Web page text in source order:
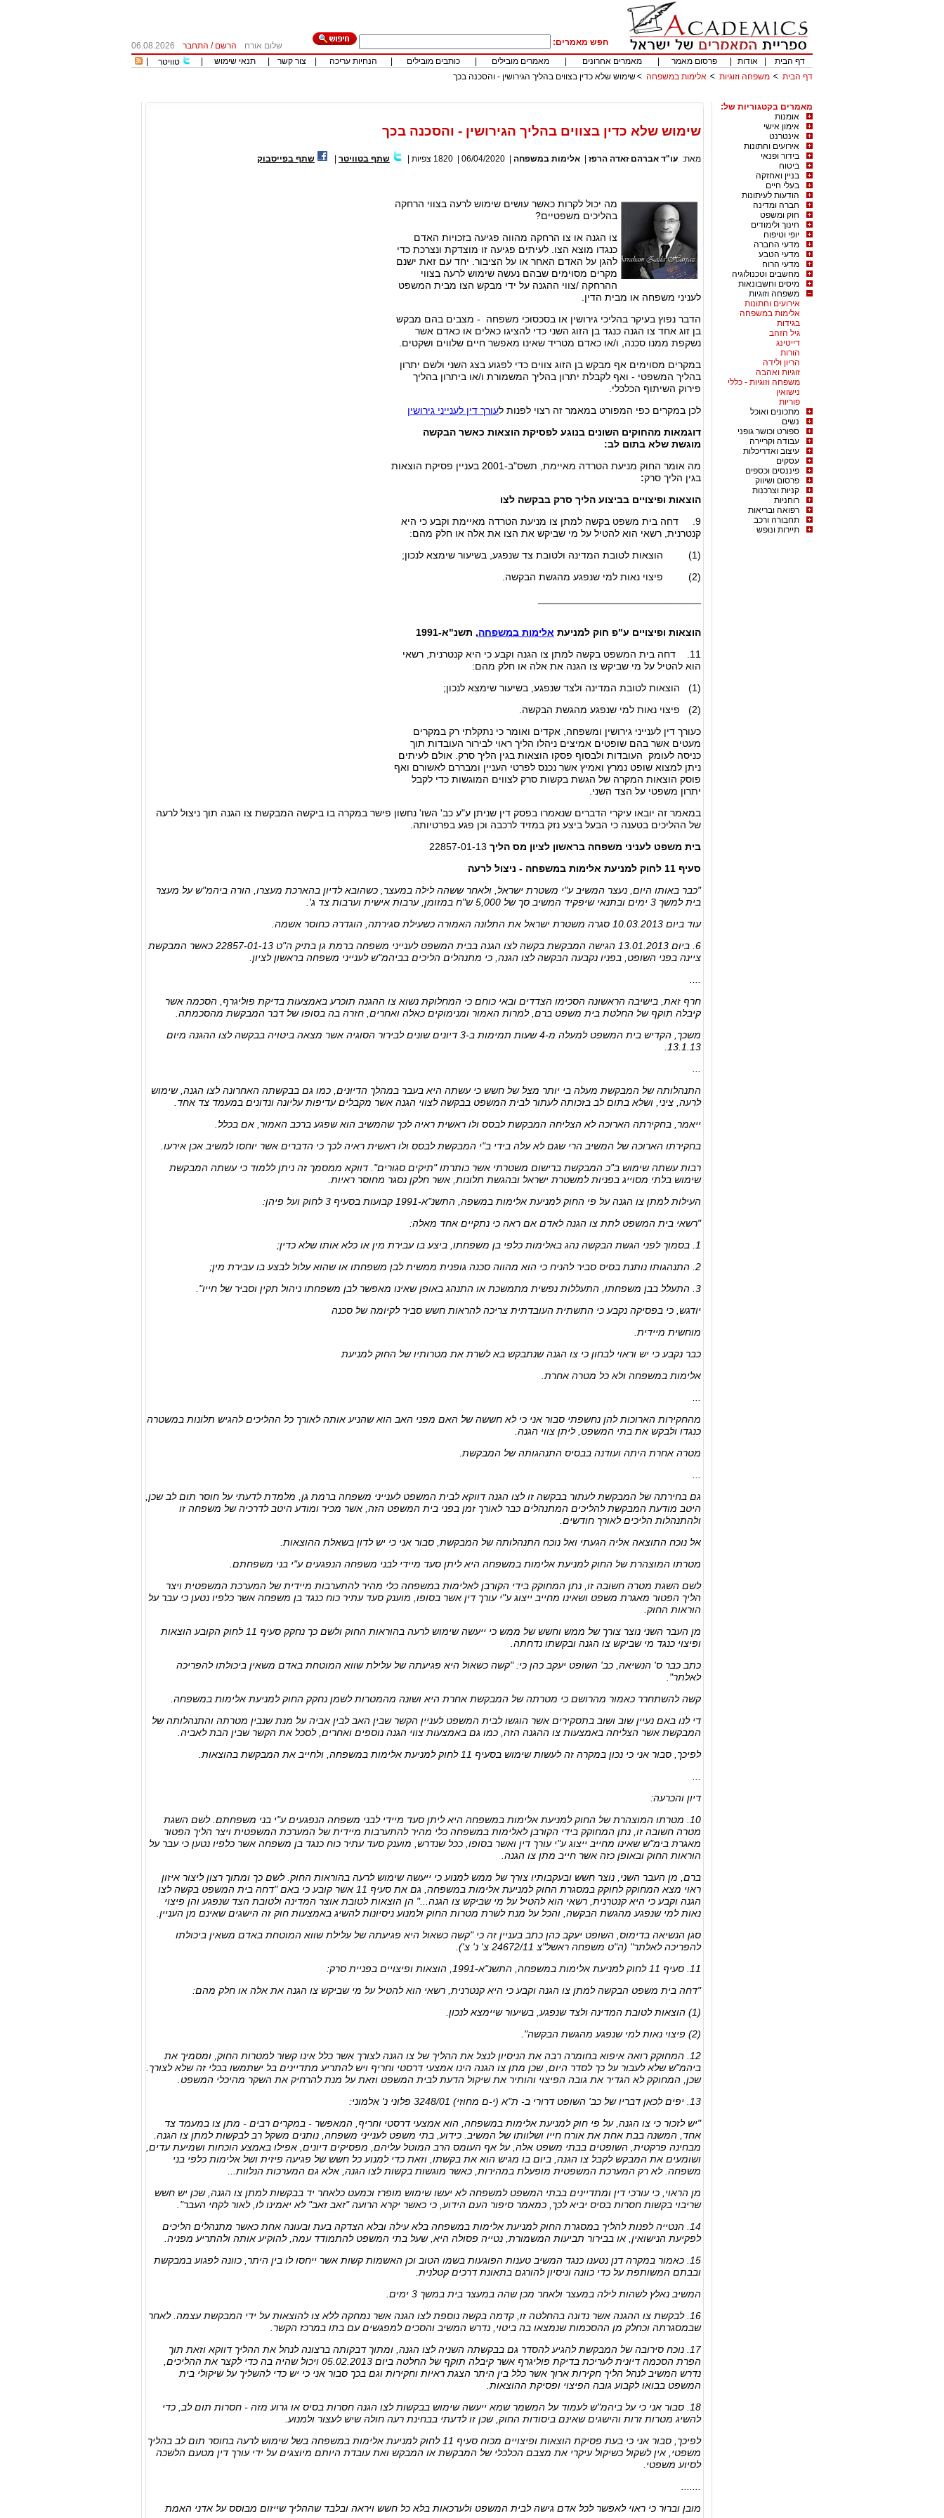
חפש מאמרים: שלום אורח הרשם / התחבר
06.08.2026
דף הבית
אודות פרסום מאמר מאמרים אחרונים מאמרים מובילים כותבים מובילים הנחיות עריכה צור קשר תנאי שימוש טוויטר
דף הבית
משפחה וזוגיות אלימות במשפחה שימוש שלא כדין בצווים בהליך הגירושין - והסכנה בכך
מאמרים בקטגוריות של:
אומנות
אימון אישי
אינטרנט
אירועים וחתונות
בידור ופנאי
ביטוח
בניין ואחזקה
בעלי חיים
הודעות לעיתונות
חברה ומדינה
חוק ומשפט
חינוך ולימודים
יופי וטיפוח
מדעי החברה
מדעי הטבע
מדעי הרוח
מחשבים וטכנולוגיה
מיסים וחשבונאות
משפחה וזוגיות
אירועים וחתונות
אלימות במשפחה
בגידות
גיל הזהב
דייטינג
הורות
הריון ולידה
זוגיות ואהבה
משפחה וזוגיות - כללי
נישואין
פוריות
מתכונים ואוכל
נשים
ספורט וכושר גופני
עבודה וקריירה
עיצוב ואדריכלות
עסקים
פיננסים וכספים
פרסום ושיווק
קניות וצרכנות
רוחניות
רפואה ובריאות
תחבורה ורכב
תיירות ונופש
שימוש שלא כדין בצווים בהליך הגירושין - והסכנה בכך
מאת: עו"ד אברהם זאדה הרפז אלימות במשפחה 06/04/2020
1820 צפיות שתף בטוויטר שתף בפייסבוק
מה יכול לקרות כאשר עושים שימוש לרעה בצווי הרחקה
בהליכים משפטיים?
צו הגנה או צו הרחקה מהווה פגיעה בזכויות האדם
כנגדו מוצא הצו. לעיתים פגיעה זו מוצדקת ונצרכת כדי
להגן על האדם האחר או על הציבור. יחד עם זאת ישנם
מקרים מסוימים שבהם נעשה שימוש לרעה בצווי
ההרחקה /צווי ההגנה על ידי מבקש הצו מבית המשפט
לעניני משפחה או מבית הדין.
הדבר נפוץ בעיקר בהליכי גירושין או בסכסוכי משפחה - מצבים בהם מבקש
בן זוג אחד צו הגנה כנגד בן הזוג השני כדי להציגו כאלים או כאדם אשר
נשקפת ממנו סכנה, ו/או כאדם מטריד שאינו מאפשר חיים שלווים ושקטים.
במקרים מסוימים אף מבקש בן הזוג צווים כדי לפגוע בצג השני ולשם יתרון
בהליך המשפטי - ואף לקבלת יתרון בהליך המשמורת ו/או ביתרון בהליך
פירוק השיתוף הכלכלי.
לכן במקרים כפי המפורט במאמר זה רצוי לפנות לעורך דין לענייני גירושין
דוגמאות מהחוקים השונים בנוגע לפסיקת הוצאות כאשר הבקשה
מוגשת שלא בתום לב:
מה אומר החוק מניעת הטרדה מאיימת, תשס"ב-2001 בעניין פסיקת הוצאות
בגין הליך סרק:
הוצאות ופיצויים בביצוע הליך סרק בבקשה לצו
9. דחה בית משפט בקשה למתן צו מניעת הטרדה מאיימת וקבע כי היא
קנטרנית, רשאי הוא להטיל על מי שביקש את הצו את אלה או חלק מהם:
(1) הוצאות לטובת המדינה ולטובת צד שנפגע, בשיעור שימצא לנכון;
(2) פיצוי נאות למי שנפגע מהגשת הבקשה.
הוצאות ופיצויים ע"פ חוק למניעת אלימות במשפחה, תשנ"א-1991
11. דחה בית המשפט בקשה למתן צו הגנה וקבע כי היא קנטרנית, רשאי
הוא להטיל על מי שביקש צו הגנה את אלה או חלק מהם:
(1) הוצאות לטובת המדינה ולצד שנפגע, בשיעור שימצא לנכון;
(2) פיצוי נאות למי שנפגע מהגשת הבקשה.
כעורך דין לענייני גירושין ומשפחה, אקדים ואומר כי נתקלתי רק במקרים
מעטים אשר בהם שופטים אמיצים ניהלו הליך ראוי לבירור העובדות תוך
כניסה לעומק העובדות ולבסוף פסקו הוצאות בגין הליך סרק. אולם לעיתים
ניתן למצוא שופט נמרץ ואמיץ אשר נכנס לפרטי העניין ומבררם לאשורם ואף
פוסק הוצאות המקרה של הגשת בקשות סרק לצווים המוגשות כדי לקבל
יתרון משפטי על הצד השני.
במאמר זה יובאו עיקרי הדברים שנאמרו בפסק דין שניתן ע"ע כב' השו' נחשון פישר במקרה בו ביקשה המבקשת צו הגנה תוך ניצול לרעה
של ההליכים בטענה כי הבעל ביצע נזק במזיד לרכבה וכן פגע בפרטיותה.
בית משפט לעניני משפחה בראשון לציון מס הליך
סעיף 11 לחוק למניעת אלימות במשפחה - ניצול לרעה
"כבר באותו היום, נעצר המשיב ע"י משטרת ישראל, ולאחר ששהה לילה במעצר, כשהובא לדיון בהארכת מעצרו, הורה ביהמ"ש על מעצר
בית למשך 3 ימים ובתנאי שיפקיד המשיב סך של 5,000 ש"ח במזומן, ערבות אישית וערבות צד ג'.
עוד ביום 10.03.2013 סגרה משטרת ישראל את התלונה האמורה כשעילת סגירתה, הוגדרה כחוסר אשמה.
6. ביום 13.01.2013 הגישה המבקשת בקשה לצו הגנה בבית המשפט לענייני משפחה ברמת גן בתיק ה"ט 22857-01-13 כאשר המבקשת
ציינה בפני השופט, בפניו נקבעה הבקשה לצו הגנה, כי מתנהלים הליכים בביהמ"ש לענייני משפחה בראשון לציון.
חרף זאת, בישיבה הראשונה הסכימו הצדדים ובאי כוחם כי המחלוקת נשוא צו ההגנה תוכרע באמצעות בדיקת פוליגרף, הסכמה אשר
קיבלה תוקף של החלטת בית משפט ברם, למרות האמור ומנימוקים כאלה ואחרים, חזרה בה בסופו של דבר המבקשת מהסכמתה.
משכך, הקדיש בית המשפט למעלה מ-4 שעות תמימות ב-3 דיונים שונים לבירור הסוגיה אשר מצאה ביטויה בבקשה לצו ההגנה מיום
13.1.13.
התנהלותה של המבקשת מעלה בי יותר מצל של חשש כי עשתה היא בעבר במהלך הדיונים, כמו גם בבקשתה האחרונה לצו הגנה, שימוש
לרעה, ציני, ושלא בתום לב בזכותה לעתור לבית המשפט בבקשה לצווי הגנה אשר מקבלים עדיפות עליונה ונדונים במעמד צד אחד.
ייאמר, בחקירתה הארוכה לא הצליחה המבקשת לבסס ולו ראשית ראיה לכך שהמשיב הוא שפגע ברכב האמור, אם בכלל.
בחקירתו הארוכה של המשיב הרי שגם לא עלה בידי ב"י המבקשת לבסס ולו ראשית ראיה לכך כי הדברים אשר יוחסו למשיב אכן אירעו.
רבות עשתה שימוש ב"כ המבקשת ברישום משטרתי אשר כותרתו "תיקים סגורים". דווקא ממסמך זה ניתן ללמוד כי עשתה המבקשת
שימוש בלתי מסוייג בפניות למשטרת ישראל ובהגשת תלונות, אשר חלקן נסגר מחוסר ראיות.
העילות למתן צו הגנה על פי החוק למניעת אלימות במשפה, התשנ"א-1991 קבועות בסעיף 3 לחוק ועל פיהן:
"רשאי בית המשפט לתת צו הגנה לאדם אם ראה כי נתקיים אחד מאלה:
1. בסמוך לפני הגשת הבקשה נהג באלימות כלפי בן משפחתו, ביצע בו עבירת מין או כלא אותו שלא כדין;
2. התנהגותו נותנת בסיס סביר להניח כי הוא מהווה סכנה גופנית ממשית לבן משפחתו או שהוא עלול לבצע בו עבירת מין;
3. התעלל בבן משפחתו, התעללות נפשית מתמשכת או התנהג באופן שאינו מאפשר לבן משפחתו ניהול תקין וסביר של חייו".
יודגש, כי בפסיקה נקבע כי התשתית העובדתית צריכה להראות חשש סביר לקיומה של סכנה
מוחשית מיידית.
כבר נקבע כי יש וראוי לבחון כי צו הגנה שנתבקש בא לשרת את מטרותיו של החוק למניעת
אלימות במשפחה ולא כל מטרה אחרת.
מהחקירות הארוכות להן נחשפתי סבור אני כי לא חששה של האם מפני האב הוא שהניע אותה לאורך כל ההליכים להגיש תלונות במשטרה
כנגדו ולבקש את בתי המשפט, ליתן צווי הגנה.
מטרה אחרת היתה ועודנה בבסיס התנהגותה של המבקשת.
גם בחירתה של המבקשת לעתור בבקשה זו לצו הגנה דווקא לבית המשפט לענייני משפחה ברמת גן, מלמדת לדעתי על חוסר תום לב שכן,
היטב מודעת המבקשת להליכים המתנהלים כבר לאורך זמן בפני בית המשפט הזה, אשר מכיר ומודע היטב לדרכיה של משפחה זו
ולהתנהלות הליכים לאורך חודשים.
אל נוכח התוצאה אליה הגעתי ואל נוכח התנהלותה של המבקשת, סבור אני כי יש לדון בשאלת ההוצאות.
מטרתו המוצהרת של החוק למניעת אלימות במשפחה היא ליתן סעד מיידי לבני משפחה הנפגעים ע"י בני משפחתם.
לשם השגת מטרה חשובה זו, נתן המחוקק בידי הקורבן לאלימות במשפחה כלי מהיר להתערבות מיידית של המערכת המשפטית ויצר
הליך הפטור מאגרת משפט ושאינו מחייב ייצוג ע"י עורך דין אשר בסופו, מוענק סעד עתיר כוח כנגד בן משפחה אשר כלפיו נטען כי עבר על
הוראות החוק.
מן העבר השני נוצר צורך של ממש וחשש של ממש כי ייעשה שימוש לרעה בהוראות החוק ולשם כך נחקק סעיף 11 לחוק הקובע הוצאות
ופיצוי כנגד מי שביקש צו הגנה ובקשתו נדחתה.
כתב כבר ס' הנשיאה, כב' השופט יעקב כהן כי: "קשה כשאול היא פגיעתה של עלילת שווא המוטחת באדם משאין ביכולתו להפריכה
לאלתר".
קשה להשתחרר כאמור מהרושם כי מטרתה של המבקשת אחרת היא ושונה מהמטרות לשמן נחקק החוק למניעת אלימות במשפחה.
די לנו באם נעיין שוב ושוב בתסקירים אשר הוגשו לבית המשפט לעניין הקשר שבין האב לבין אביה על מנת שנבין מטרתה והתנהלותה של
המבקשת אשר הצליחה באמצעות צו ההגנה הזה, כמו גם באמצעות צווי הגנה נוספים ואחרים, לסכל את הקשר שבין הבת לאביה.
לפיכך, סבור אני כי נכון במקרה זה לעשות שימוש בסעיף 11 לחוק למניעת אלימות במשפחה, ולחייב את המבקשת בהוצאות.
דיון והכרעה:
10. מטרתו המוצהרת של החוק למניעת אלימות במשפחה היא ליתן סעד מיידי לבני משפחה הנפגעים ע"י בני משפחתם. לשם השגת
מטרה חשובה זו, נתן המחוקק בידי הקורבן לאלימות במשפחה כלי מהיר להתערבות מיידית של המערכת המשפטית ויצר הליך הפטור
מאגרת בימ"ש שאינו מחייב ייצוג ע"י עורך דין ואשר בסופו, ככל שנדרש, מוענק סעד עתיר כוח כנגד בן משפחה אשר כלפיו נטען כי עבר על
הוראות החוק ובאופן כזה אשר חייב מתן צו הגנה.
ברם, מן העבר השני, נוצר חשש ובעקבותיו צורך של ממש למנוע כי ייעשה שימוש לרעה בהוראות החוק. לשם כך ומתוך רצון ליצור איזון
ראוי מצא המחוקק לחוקק במסגרת החוק למניעת אלימות במשפחה, גם את סעיף 11 אשר קובע כי באם "דחה בית המשפט בקשה לצו
הגנה וקבע כי היא קנטרנית, רשאי הוא להטיל על מי שביקש צו הגנה..." הן הוצאות לטובת אוצר המדינה ולטובת הצד שנפגע והן פיצוי
נאות למי שנפגע מהגשת הבקשה, והכל על מנת לשרת מטרות החוק ולמנוע ניסיונות להשיג באמצעות חוק זה הישגים שאינם מן העניין.
סגן הנשיאה בדימוס, השופט יעקב כהן כתב בעניין זה כי "קשה כשאול היא פגיעתה של עלילת שווא המוטחת באדם משאין ביכולתו
להפריכה לאלתר" (ה"ט משפחה ראשל"צ 24672/11 צ' נ' צ').
11. סעיף 11 לחוק למניעת אלימות במשפחה, התשנ"א-1991, הוצאות ופיצויים בפניית סרק:
"דחה בית משפט הבקשה למתן צו הגנה וקבע כי היא קנטרנית, רשאי הוא להטיל על מי שביקש צו הגנה את אלה או חלק מהם:
(1) הוצאות לטובת המדינה ולצד שנפגע, בשיעור שיימצא לנכון.
(2) פיצוי נאות למי שנפגע מהגשת הבקשה".
12. המחוקק רואה איפוא בחומרה רבה את הניסיון לנצל את ההליך של צו הגנה לצורך אשר כלל אינו קשור למטרות החוק, ומסמיך את
ביהמ"ש שלא לעבור על כך לסדר היום, שכן מתן צו הגנה הינו אמצעי דרסטי וחריף ויש להתריע מתדיינים בל ישתמשו בכלי זה שלא לצורך.
שכן, המחוקק לא הגדיר את גובה הפיצוי והותיר את שיקול הדעת לבית המשפט וזאת על מנת להרחיק את השקר מהיכלי המשפט.
13. יפים לכאן דבריו של כב' השופט דרורי ב-­­ ת"א (י-ם מחוזי) 3248/01 פלוני נ' אלמוני:
"יש לזכור כי צו הגנה, על פי חוק למניעת אלימות במשפחה, הוא אמצעי דרסטי וחריף, המאפשר - במקרים רבים - מתן צו במעמד צד
אחד, המשנה בבת אחת את אורח חייו ושלוותו של המשיב. כידוע, בתי משפט לענייני משפחה, נותנים משקל רב לבקשות למתן צו הגנה.
מבחינה פרקטית, השופטים בבתי משפט אלה, על אף העומס הרב המוטל עליהם, מפסיקים דיונים, אפילו באמצע הוכחות ושמיעת עדים,
ושומעים את המבקש לקבל צו הגנה, ביום בו מגיש הוא את בקשתו, וזאת כדי למנוע כל חשש של פגיעה פיזית ושל אלימות כלפי בני
משפחה. לא רק המערכת המשפטית מופעלת במהירות, כאשר מוגשות בקשות לצו הגנה, אלא גם המערכות הנלוות...
מן הראוי, כי עורכי דין ומתדיינים בבתי המשפט למשפחה לא יעשו שימוש מופרז וכמעט כלאחר יד בבקשות למתן צו הגנה, שכן יש חשש
שריבוי בקשות חסרות בסיס יביא לכך, כמאמר סיפור העם הידוע, כי כאשר יקרא הרועה "זאב זאב" לא יאמינו לו, לאור לקחי העבר".
14. הנטייה לפנות להליך במסגרת החוק למניעת אלימות במשפחה בלא עילה ובלא הצדקה בעת ובעונה אחת כאשר מתנהלים הליכים
לפקיעת הנישואין, או בבירור תביעות המשמורת, נטייה פסולה היא, שעל בתי המשפט להתמודד עמה, להוקיע אותה ולהתריע מפניה.
15. כאמור במקרה דנן נטענו כנגד המשיב טענות הפוגעות בשמו הטוב וכן האשמות קשות אשר ייחסו לו בין היתר, כוונה לפגוע במבקשת
ובבתם המשותפת על כדי כוונה וניסיון להורגם בתאונת דרכים קטלנית.
המשיב נאלץ לשהות לילה במעצר ולאחר מכן שהה במעצר בית במשך 3 ימים.
16. לבקשת צו ההגנה אשר נדונה בהחלטה זו, קדמה בקשה נוספת לצו הגנה אשר נמחקה ללא צו להוצאות על ידי המבקשת עצמה. לאחר
שבמסגרתה וכחלק מן ההסכמות שנמצאו בה ביטוי, נדרש המשיב והסכים למפגשים עם בתו במרכז הקשר.
17. נוכח סירובה של המבקשת להגיע להסדר גם בבקשתה השניה לצו הגנה, ומתוך דבקותה ברצונה לנהל את ההליך דווקא וזאת תוך
הפרת הסכמה דיונית לעריכת בדיקת פוליגרף אשר קיבלה תוקף של החלטה ביום 05.02.2013 ויכול שהיה בה כדי לקצר את ההליכים,
נדרש המשיב לנהל הליך חקירות ארוך אשר כלל בין היתר הצגת ראיות וחקירות וגם בכך סבור אני כי יש כדי להשליך על שיקולי בית
המשפט בבואו לקבוע גובה הפיצוי ופסיקת ההוצאות.
18. סבור אני כי על ביהמ"ש לעמוד על המשמר שמא ייעשה שימוש בבקשות לצו הגנה חסרות בסיס או גרוע מזה - חסרות תום לב, כדי
להשיג מטרות זרות והישגים שאינם ביסודות החוק, שכן זו לדעתי בבחינת רעה חולה שיש לעצור ולמנוע.
לפיכך, סבור אני כי בעת פסיקת הוצאות ופיצויים מכוח סעיף 11 לחוק למניעת אלימות במשפחה בשל שימוש לרעה בחוסר תום לב בהליך
משפטי, אין לשקול כשיקול עיקרי את מצבם הכלכלי של המבקשת או המבקש ואת עובדת היותם מיוצגים על ידי עורך דין מטעם הלשכה
לסיוע משפטי.
מובן וברור כי ראוי לאפשר לכל אדם גישה לבית המשפט ולערכאות בלא כל חשש ויראה ובלבד שההליך שייזום מבוסס על אדני האמת